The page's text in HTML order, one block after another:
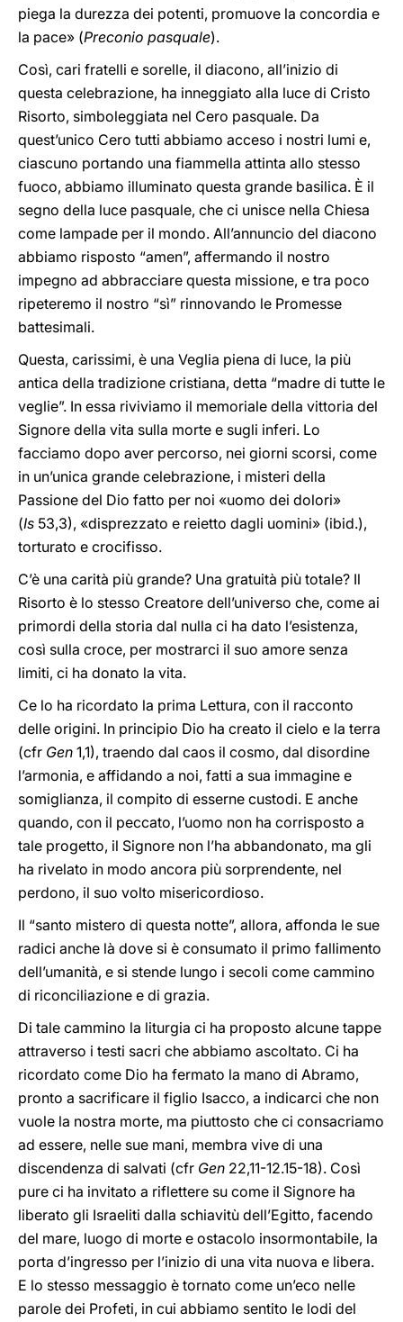
piega la durezza dei potenti, promuove la concordia e
la pace» (Preconio pasquale).
Così, cari fratelli e sorelle, il diacono, all’inizio di
questa celebrazione, ha inneggiato alla luce di Cristo
Risorto, simboleggiata nel Cero pasquale. Da
quest’unico Cero tutti abbiamo acceso i nostri lumi e,
ciascuno portando una fiammella attinta allo stesso
fuoco, abbiamo illuminato questa grande basilica. È il
segno della luce pasquale, che ci unisce nella Chiesa
come lampade per il mondo. All’annuncio del diacono
abbiamo risposto “amen”, affermando il nostro
impegno ad abbracciare questa missione, e tra poco
ripeteremo il nostro “sì” rinnovando le Promesse
battesimali.
Questa, carissimi, è una Veglia piena di luce, la più
antica della tradizione cristiana, detta “madre di tutte le
veglie”. In essa riviviamo il memoriale della vittoria del
Signore della vita sulla morte e sugli inferi. Lo
facciamo dopo aver percorso, nei giorni scorsi, come
in un’unica grande celebrazione, i misteri della
Passione del Dio fatto per noi «uomo dei dolori»
(Is 53,3), «disprezzato e reietto dagli uomini» (ibid.),
torturato e crocifisso.
C’è una carità più grande? Una gratuità più totale? Il
Risorto è lo stesso Creatore dell’universo che, come ai
primordi della storia dal nulla ci ha dato l’esistenza,
così sulla croce, per mostrarci il suo amore senza
limiti, ci ha donato la vita.
Ce lo ha ricordato la prima Lettura, con il racconto
delle origini. In principio Dio ha creato il cielo e la terra
(cfr Gen 1,1), traendo dal caos il cosmo, dal disordine
l’armonia, e affidando a noi, fatti a sua immagine e
somiglianza, il compito di esserne custodi. E anche
quando, con il peccato, l’uomo non ha corrisposto a
tale progetto, il Signore non l’ha abbandonato, ma gli
ha rivelato in modo ancora più sorprendente, nel
perdono, il suo volto misericordioso.
Il “santo mistero di questa notte”, allora, affonda le sue
radici anche là dove si è consumato il primo fallimento
dell’umanità, e si stende lungo i secoli come cammino
di riconciliazione e di grazia.
Di tale cammino la liturgia ci ha proposto alcune tappe
attraverso i testi sacri che abbiamo ascoltato. Ci ha
ricordato come Dio ha fermato la mano di Abramo,
pronto a sacrificare il figlio Isacco, a indicarci che non
vuole la nostra morte, ma piuttosto che ci consacriamo
ad essere, nelle sue mani, membra vive di una
discendenza di salvati (cfr Gen 22,11-12.15-18). Così
pure ci ha invitato a riflettere su come il Signore ha
liberato gli Israeliti dalla schiavitù dell’Egitto, facendo
del mare, luogo di morte e ostacolo insormontabile, la
porta d’ingresso per l’inizio di una vita nuova e libera.
E lo stesso messaggio è tornato come un’eco nelle
parole dei Profeti, in cui abbiamo sentito le lodi del